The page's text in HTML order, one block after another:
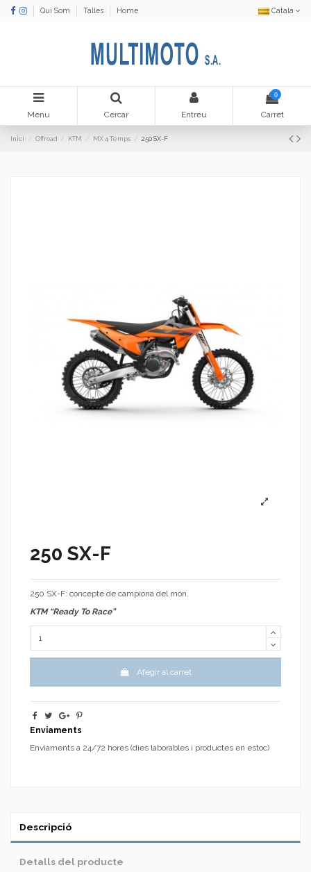
Qui Som Talles Home Català
Menu Cercar Entreu
0
Carret
Inici Offroad KTM MX 4 Temps 250 SX-F
250 SX-F
250 SX-F: concepte de campiona del món.
KTM “Ready To Race”
Afegir al carret
Enviaments
Enviaments a 24/72 hores (dies laborables i productes en estoc)
Descripció
Detalls del producte